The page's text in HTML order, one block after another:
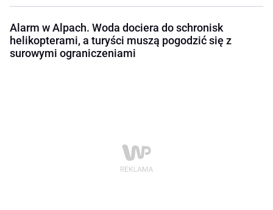
Alarm w Alpach. Woda dociera do schronisk
helikopterami, a turyści muszą pogodzić się z
surowymi ograniczeniami